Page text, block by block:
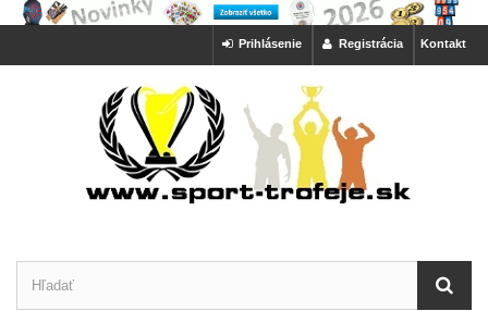
Kontakt
Registrácia
Prihlásenie